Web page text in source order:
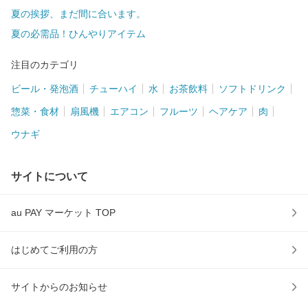
夏の挨拶、まだ間に合います。
夏の必需品！ひんやりアイテム
注目のカテゴリ
ビール・発泡酒 チューハイ 水 お茶飲料 ソフトドリンク
惣菜・食材 扇風機 エアコン フルーツ ヘアケア 肉
ウナギ
サイトについて
au PAY マーケット TOP
はじめてご利用の方
サイトからのお知らせ